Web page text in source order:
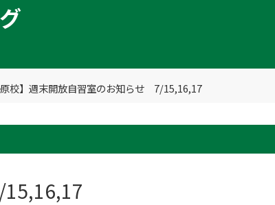
原校】週末開放自習室のお知らせ 7/15,16,17